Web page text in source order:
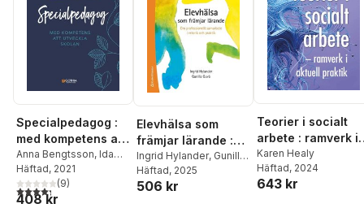
Specialpedagog :
med kompetens att
utveckla skolan
Anna Bengtsson, Ida
Necovski
Häftad, 2021
4,3utav 5 stjärnor. Totalt antal röster:
(9)
408 kr
Elevhälsa som
främjar lärande :
om professionellt
samarbete i retorik
och praktik
Ingrid Hylander, Gunilla
Guvå
Häftad, 2025
506 kr
Teorier i socialt
arbete : ramverk i
aktuell praktik
Karen Healy
Häftad, 2024
643 kr